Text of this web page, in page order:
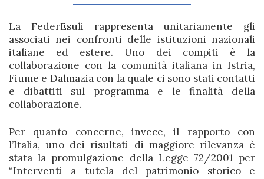
La FederEsuli rappresenta unitariamente gli
associati nei confronti delle istituzioni nazionali
italiane ed estere. Uno dei compiti è la
collaborazione con la comunità italiana in Istria,
Fiume e Dalmazia con la quale ci sono stati contatti
e dibattiti sul programma e le finalità della
collaborazione.
Per quanto concerne, invece, il rapporto con
l’Italia, uno dei risultati di maggiore rilevanza è
stata la promulgazione della Legge 72/2001 per
“Interventi a tutela del patrimonio storico e